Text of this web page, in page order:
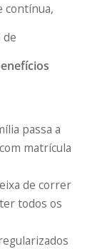
contínua,
de
passa a
matrícula
de correr
todos os